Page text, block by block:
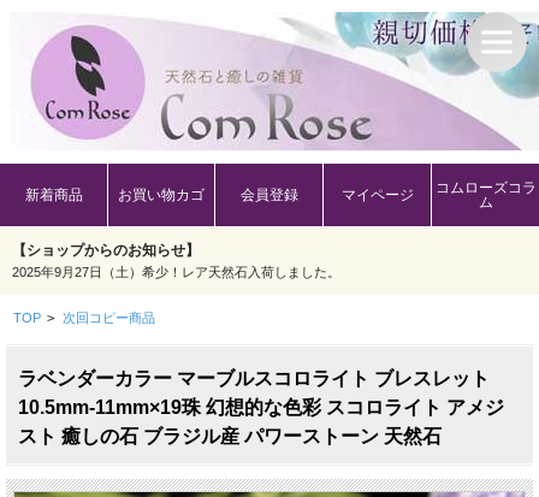
新着商品 お買い物カゴ 会員登録 マイページ
コムローズコラ
ム
【ショップからのお知らせ】
2025年9月27日（土）希少！レア天然石入荷しました。
TOP > 次回コピー商品
ラベンダーカラー マーブルスコロライト ブレスレット
10.5mm-11mm×19珠 幻想的な色彩 スコロライト アメジ
スト 癒しの石 ブラジル産 パワーストーン 天然石